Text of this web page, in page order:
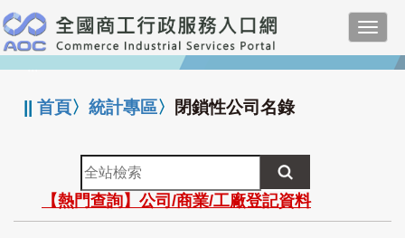
跳
到
主
要
:::
||首頁〉統計專區〉 閉鎖性公司名錄
全
站
檢
索
【熱門查詢】公司/商業/工廠登記資料